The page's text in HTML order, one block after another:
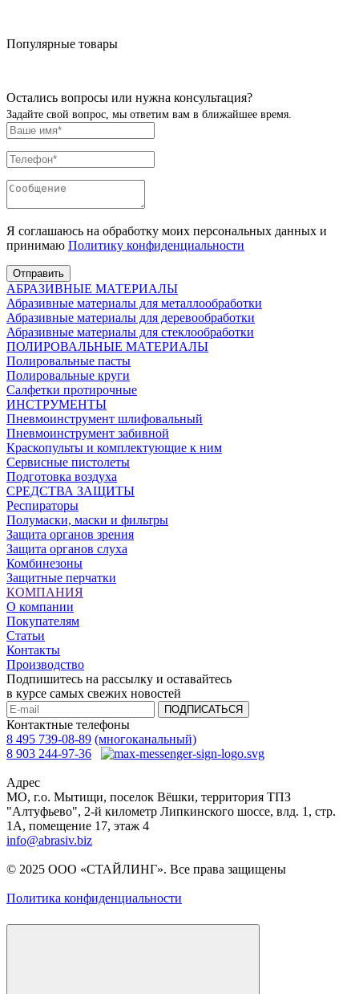
Популярные товары
Остались вопросы или нужна консультация?
Задайте свой вопрос, мы ответим вам в ближайшее время.
Я соглашаюсь на обработку моих персональных данных и
принимаю Политику конфиденциальности
Отправить
АБРАЗИВНЫЕ МАТЕРИАЛЫ
Абразивные материалы для металлообработки
Абразивные материалы для деревообработки
Абразивные материалы для стеклообработки
ПОЛИРОВАЛЬНЫЕ МАТЕРИАЛЫ
Полировальные пасты
Полировальные круги
Салфетки протирочные
ИНСТРУМЕНТЫ
Пневмоинструмент шлифовальный
Пневмоинструмент забивной
Краскопульты и комплектующие к ним
Сервисные пистолеты
Подготовка воздуха
СРЕДСТВА ЗАЩИТЫ
Респираторы
Полумаски, маски и фильтры
Защита органов зрения
Защита органов слуха
Комбинезоны
Защитные перчатки
КОМПАНИЯ
О компании
Покупателям
Статьи
Контакты
Производство
Подпишитесь на рассылку и оставайтесь
в курсе самых свежих новостей
ПОДПИСАТЬСЯ
Контактные телефоны
8 495 739-08-89 (многоканальный)
8 903 244-97-36
Адрес
МО, г.о. Мытищи, поселок Вёшки, территория ТПЗ
"Алтуфьево", 2-й километр Липкинского шоссе, влд. 1, стр.
1A, помещение 17, этаж 4
info@abrasiv.biz
© 2025 ООО «СТАЙЛИНГ». Все права защищены
Политика конфиденциальности